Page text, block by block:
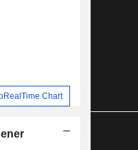
Chart